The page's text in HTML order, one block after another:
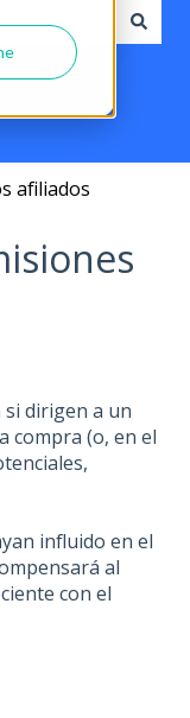
de búsqueda
afiliados
dirigen a un
compra (o, en el
influido en el
al
con el